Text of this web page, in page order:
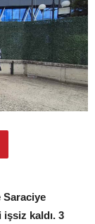
Saraciye
işsiz kaldı. 3